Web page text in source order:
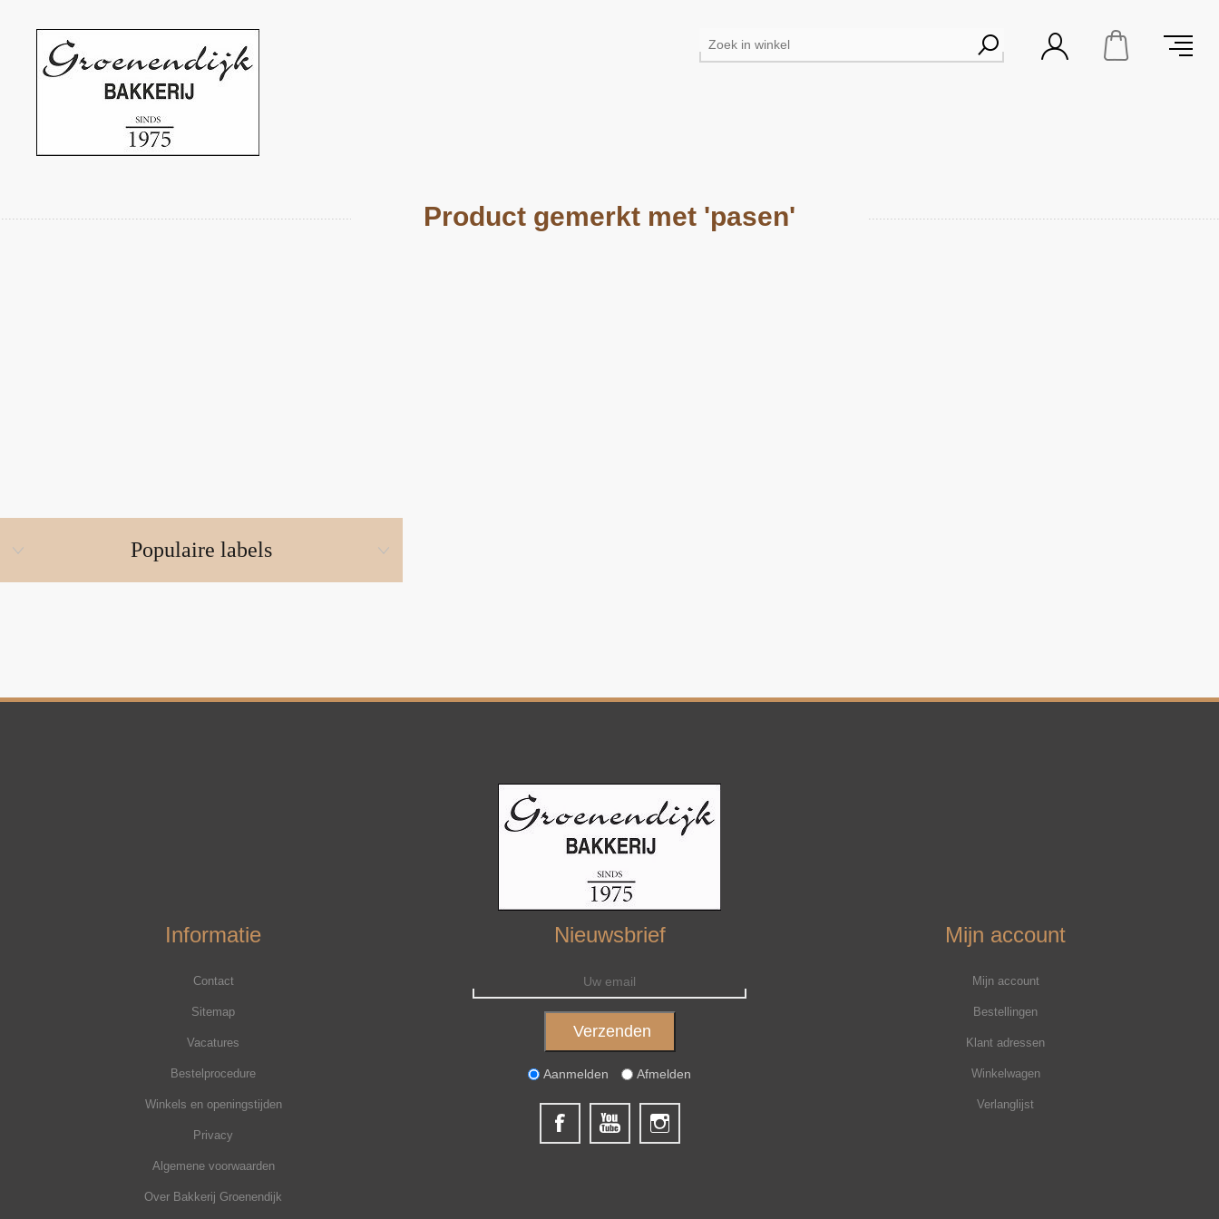
Product gemerkt met 'pasen'
Populaire labels
Informatie
Contact
Sitemap
Vacatures
Bestelprocedure
Winkels en openingstijden
Privacy
Algemene voorwaarden
Over Bakkerij Groenendijk
Nieuwsbrief
Aanmelden Afmelden
Mijn account
Mijn account
Bestellingen
Klant adressen
Winkelwagen
Verlanglijst